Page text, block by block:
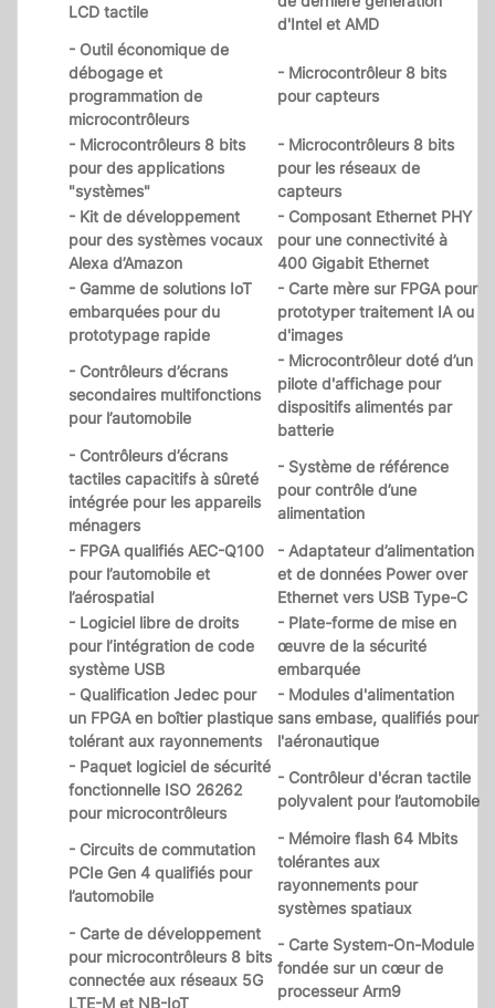
LCD tactile
d'Intel et AMD
- Outil économique de
débogage et
programmation de
microcontrôleurs
- Microcontrôleur 8 bits
pour capteurs
- Microcontrôleurs 8 bits
pour des applications
"systèmes"
- Microcontrôleurs 8 bits
pour les réseaux de
capteurs
- Kit de développement
pour des systèmes vocaux
Alexa d’Amazon
- Composant Ethernet PHY
pour une connectivité à
400 Gigabit Ethernet
- Gamme de solutions IoT
embarquées pour du
prototypage rapide
- Carte mère sur FPGA pour
prototyper traitement IA ou
d'images
- Contrôleurs d’écrans
secondaires multifonctions
pour l’automobile
- Microcontrôleur doté d’un
pilote d'affichage pour
dispositifs alimentés par
batterie
- Contrôleurs d’écrans
tactiles capacitifs à sûreté
intégrée pour les appareils
ménagers
- Système de référence
pour contrôle d’une
alimentation
- FPGA qualifiés AEC-Q100
pour l’automobile et
l’aérospatial
- Adaptateur d’alimentation
et de données Power over
Ethernet vers USB Type-C
- Logiciel libre de droits
pour l’intégration de code
système USB
- Plate-forme de mise en
œuvre de la sécurité
embarquée
- Qualification Jedec pour
un FPGA en boîtier plastique
tolérant aux rayonnements
- Modules d'alimentation
sans embase, qualifiés pour
l'aéronautique
- Paquet logiciel de sécurité
fonctionnelle ISO 26262
pour microcontrôleurs
- Contrôleur d'écran tactile
polyvalent pour l’automobile
- Circuits de commutation
PCIe Gen 4 qualifiés pour
l’automobile
- Mémoire flash 64 Mbits
tolérantes aux
rayonnements pour
systèmes spatiaux
- Carte de développement
pour microcontrôleurs 8 bits
connectée aux réseaux 5G
LTE-M et NB-IoT
- Carte System-On-Module
fondée sur un cœur de
processeur Arm9